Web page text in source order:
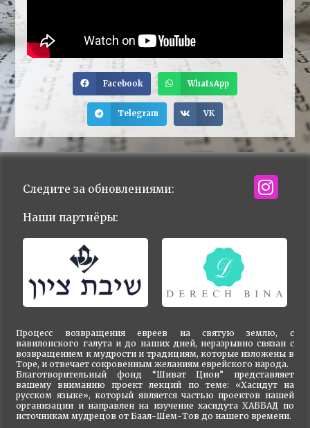
Facebook WhatsApp
Telegram VK
Процесс возвращения евреев на святую землю, с
вавилонского галута и до наших дней, неразрывно связан с
возвращением к мудрости и традициям, которые изложены в
Торе, и отвечает сокровенным желаниям еврейского народа.
Благотворительный фонд “Шиват Цион” представляет
вашему вниманию проект лекций по теме: «Хасидут на
русском языке», который является частью проектов нашей
организации и направлен на изучение хасидута ХАББАД по
источникам мудрецов от Баал-Шем-Тов до нашего времени.
Следите за обновлениями:
Наши партнёры: